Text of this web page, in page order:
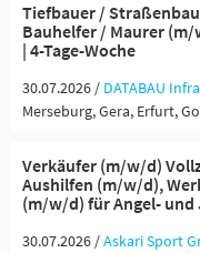
Tiefbauer /
Bauhelfer / Maurer (m/
| 4-Tage-Woche
30.07.2026 / DATABAU
Merseburg, Gera, Erfurt,
Verkäufer (m/w/d)
Aushilfen (m/w/d),
(m/w/d) für Angel- und
30.07.2026 /Askari Sport